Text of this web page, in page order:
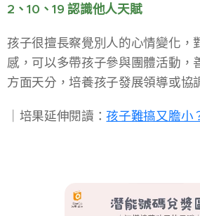
2、10、19 認識他人天賦
孩子很擅長察覺別人的心情變化，
感，可以多帶孩子參與團體活動，
方面天分，培養孩子發展領導或協
​｜培果延伸閱讀：孩子難搞又膽小